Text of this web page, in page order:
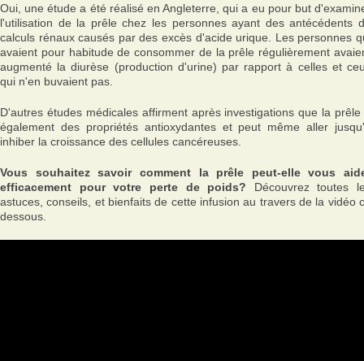
Oui, une étude a été réalisé en Angleterre, qui a eu pour but
l'utilisation de la prêle chez les personnes ayant des antécédents
calculs rénaux causés par des excès d'acide urique. Les personnes
avaient pour habitude de consommer de la prêle régulièrement
augmenté la diurèse (production d'urine) par rapport à celles et
qui n'en buvaient pas.
D'autres études médicales affirment après investigations que la prêle
également des propriétés antioxydantes et peut même aller
inhiber la croissance des cellules cancéreuses.
Vous souhaitez savoir comment la prêle peut-elle vous
efficacement pour votre perte de poids? Découvrez toutes
astuces, conseils, et bienfaits de cette infusion au travers de la vidéo
dessous.